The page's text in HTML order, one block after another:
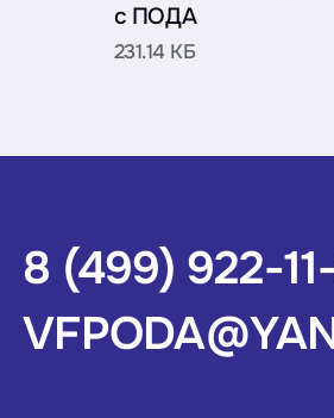
с ПОДА
231.14 КБ
8 (499) 922-